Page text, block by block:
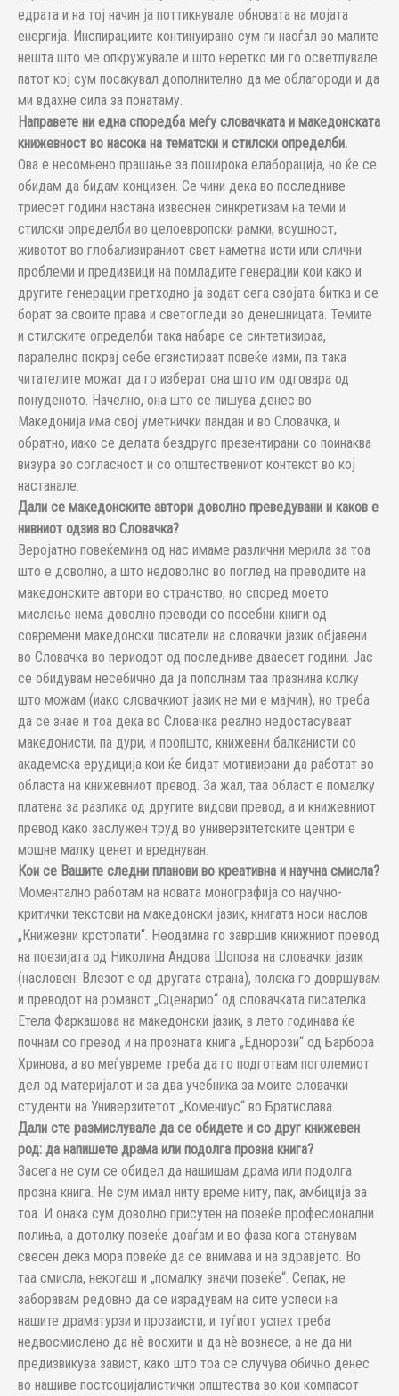
едрата и на тој начин ја поттикнувале обновата на мојата
енергија. Инспирациите континуирано сум ги наоѓал во малите
нешта што ме опкружувале и што неретко ми го осветлувале
патот кој сум посакувал дополнително да ме облагороди и да
ми вдахне сила за понатаму.
Направете ни една споредба меѓу словачката и македонската
книжевност во насока на тематски и стилски определби.
Ова е несомнено прашање за поширока елаборација, но ќе се
обидам да бидам концизен. Се чини дека во последниве
триесет години настана извеснен синкретизам на теми и
стилски определби во целоевропски рамки, всушност,
животот во глобализираниот свет наметна исти или слични
проблеми и предизвици на помладите генерации кои како и
другите генерации претходно ја водат сега својата битка и се
борат за своите права и светогледи во денешницата. Темите
и стилските определби така набаре се синтетизираа,
паралелно покрај себе егзистираат повеќе изми, па така
читателите можат да го изберат она што им одговара од
понуденото. Начелно, она што се пишува денес во
Македонија има свој уметнички пандан и во Словачка, и
обратно, иако се делата бездруго презентирани со поинаква
визура во согласност и со општествениот контекст во кој
настанале.
Дали се македонските автори доволно преведувани и каков е
нивниот одзив во Словачка?
Веројатно повеќемина од нас имаме различни мерила за тоа
што е доволно, а што недоволно во поглед на преводите на
македонските автори во странство, но според моето
мислење нема доволно преводи со посебни книги од
современи македонски писатели на словачки јазик објавени
во Словачка во периодот од последниве дваесет години. Јас
се обидувам несебично да ја пополнам таа празнина колку
што можам (иако словачкиот јазик не ми е мајчин), но треба
да се знае и тоа дека во Словачка реално недостасуваат
македонисти, па дури, и поопшто, книжевни балканисти со
академска ерудиција кои ќе бидат мотивирани да работат во
областа на книжевниот превод. За жал, таа област е помалку
платена за разлика од другите видови превод, а и книжевниот
превод како заслужен труд во универзитетските центри е
мошне малку ценет и вреднуван.
Кои се Вашите следни планови во креативна и научна смисла?
Моментално работам на новата монографија со научно-
критички текстови на македонски јазик, книгата носи наслов
„Книжевни крстопати“. Неодамна го завршив книжниот превод
на поезијата од Николина Андова Шопова на словачки јазик
(насловен: Влезот е од другата страна), полека го довршувам
и преводот на романот „Сценарио“ од словачката писателка
Етела Фаркашова на македонски јазик, в лето годинава ќе
почнам со превод и на прозната книга „Еднорози“ од Барбора
Хринова, а во меѓувреме треба да го подготвам поголемиот
дел од материјалот и за два учебника за моите словачки
студенти на Универзитетот „Комениус“ во Братислава.
Дали сте размислувале да се обидете и со друг книжевен
род: да напишете драма или подолга прозна книга?
Засега не сум се обидел да нашишам драма или подолга
прозна книга. Не сум имал ниту време ниту, пак, амбиција за
тоа. И онака сум доволно присутен на повеќе професионални
полиња, а дотолку повеќе доаѓам и во фаза кога станувам
свесен дека мора повеќе да се внимава и на здравјето. Во
таа смисла, некогаш и „помалку значи повеќе“. Сепак, не
заборавам редовно да се израдувам на сите успеси на
нашите драматурзи и прозаисти, и туѓиот успех треба
недвосмислено да нè восхити и да нè вознесе, а не да ни
предизвикува завист, како што тоа се случува обично денес
во нашиве постсоцијалистички општества во кои компасот